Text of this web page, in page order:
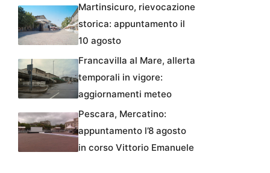
Martinsicuro, rievocazione
storica: appuntamento il
10 agosto
Francavilla al Mare, allerta
temporali in vigore:
aggiornamenti meteo
Pescara, Mercatino:
appuntamento l’8 agosto
in corso Vittorio Emanuele